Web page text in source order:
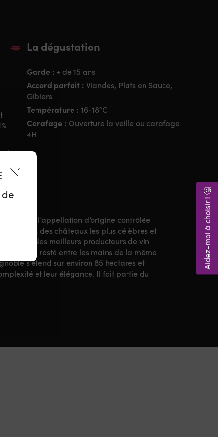
La dégustation
Garde : + de 15 ans
Accord parfait : Viandes, Plats en Sauce,
Gibiers
Température : 16-18°C
Carafage : Ouverture la veille ou carafage
4H
Cru de l’appellation d’origine contrôlée
l’un des châteaux les plus célèbres et
l’un des meilleurs producteurs de vin
il est resté entre les mains de la même
s’étend sur environ 85 hectares et
et leur élégance. Il fait partie du
Aidez-moi à choisir ! 🤔